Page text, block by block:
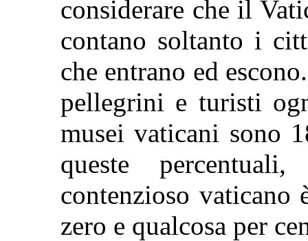
considerare che il
contano soltanto i
che entrano ed
pellegrini e turisti
musei vaticani sono
queste
contenzioso vaticano
zero e qualcosa per